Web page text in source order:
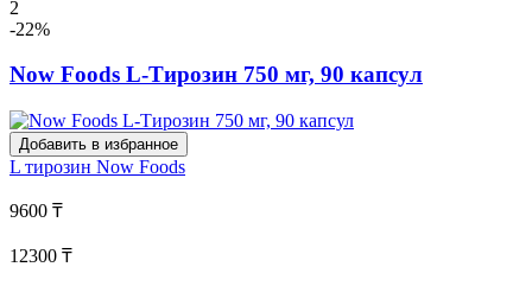
2
-22%
Now Foods L-Тирозин 750 мг, 90 капсул
Добавить в избранное
L тирозин Now Foods
9600 ₸
12300 ₸